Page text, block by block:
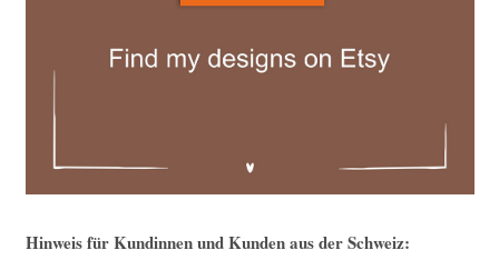
Hinweis für Kundinnen und Kunden aus der Schweiz: